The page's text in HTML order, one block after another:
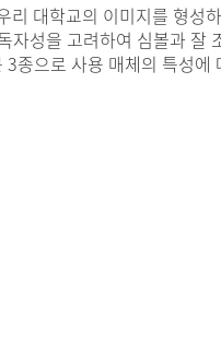
리 대학교의 이미지를 형성
자성을 고려하여 심볼과 잘
종으로 사용 매체의 특성에